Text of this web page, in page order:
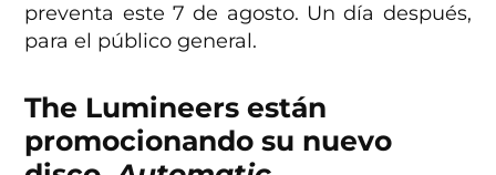
preventa este 7 de agosto. Un día después,
para el público general.
The Lumineers están
promocionando su nuevo